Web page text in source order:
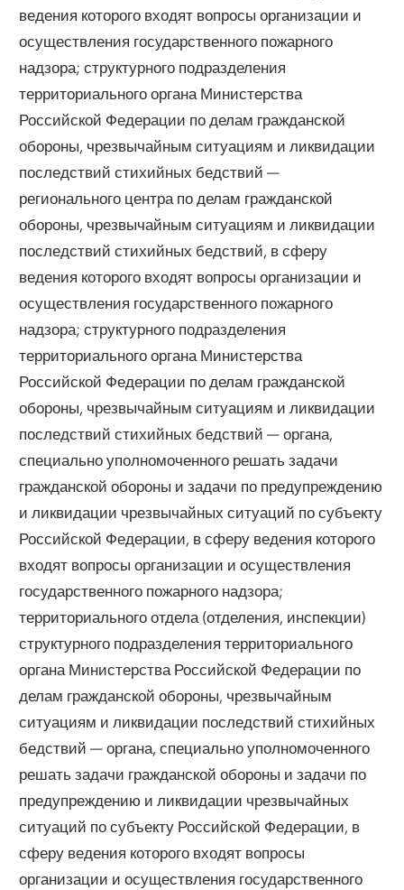
ведения которого входят вопросы организации и
осуществления государственного пожарного
надзора; структурного подразделения
территориального органа Министерства
Российской Федерации по делам гражданской
обороны, чрезвычайным ситуациям и ликвидации
последствий стихийных бедствий —
регионального центра по делам гражданской
обороны, чрезвычайным ситуациям и ликвидации
последствий стихийных бедствий, в сферу
ведения которого входят вопросы организации и
осуществления государственного пожарного
надзора; структурного подразделения
территориального органа Министерства
Российской Федерации по делам гражданской
обороны, чрезвычайным ситуациям и ликвидации
последствий стихийных бедствий — органа,
специально уполномоченного решать задачи
гражданской обороны и задачи по предупреждению
и ликвидации чрезвычайных ситуаций по субъекту
Российской Федерации, в сферу ведения которого
входят вопросы организации и осуществления
государственного пожарного надзора;
территориального отдела (отделения, инспекции)
структурного подразделения территориального
органа Министерства Российской Федерации по
делам гражданской обороны, чрезвычайным
ситуациям и ликвидации последствий стихийных
бедствий — органа, специально уполномоченного
решать задачи гражданской обороны и задачи по
предупреждению и ликвидации чрезвычайных
ситуаций по субъекту Российской Федерации, в
сферу ведения которого входят вопросы
организации и осуществления государственного